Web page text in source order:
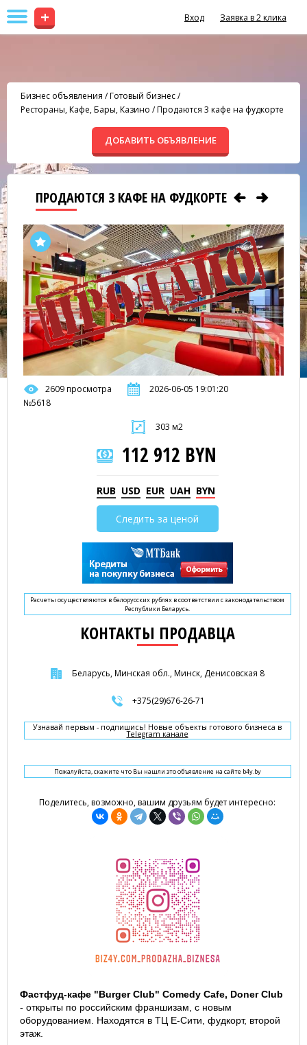
+ Вход Заявка в 2 клика
Бизнес объявления /Готовый бизнес/
Рестораны, Кафе, Бары, Казино /Продаются 3 кафе на фудкорте
ДОБАВИТЬ ОБЪЯВЛЕНИЕ
ПРОДАЮТСЯ 3 КАФЕ НА ФУДКОРТЕ
2609 просмотра
2026-06-05 19:01:20
№5618
303 м2
112 912 BYN
RUB USD EUR UAH BYN
Следить за ценой
Расчеты осуществляются в белорусских рублях в соответствии с законодательством
Республики Беларусь.
КОНТАКТЫ ПРОДАВЦА
Беларусь, Минская обл., Минск, Денисовская 8
+375(29)676-26-71
Узнавай первым - подпишись! Новые объекты готового бизнеса в
Telegram канале
Пожалуйста, скажите что Вы нашли это объявление на сайте b4y.by
Поделитесь, возможно, вашим друзьям будет интересно:
Фастфуд-кафе "Burger Club" Comedy Сafe, Doner Club
- открыты по российским франшизам, с новым
оборудованием. Находятся в ТЦ Е-Сити, фудкорт, второй
этаж.